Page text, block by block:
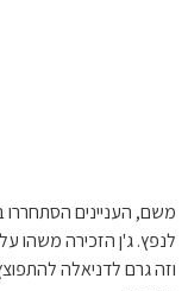
משם, העניינים הסתחררו
לנפץ. ג'ן הזכירה משהו
וזה גרם לדניאלה